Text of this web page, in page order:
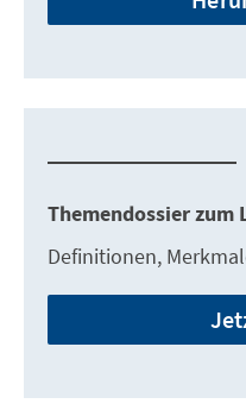
Themendossier zum
Definitionen,